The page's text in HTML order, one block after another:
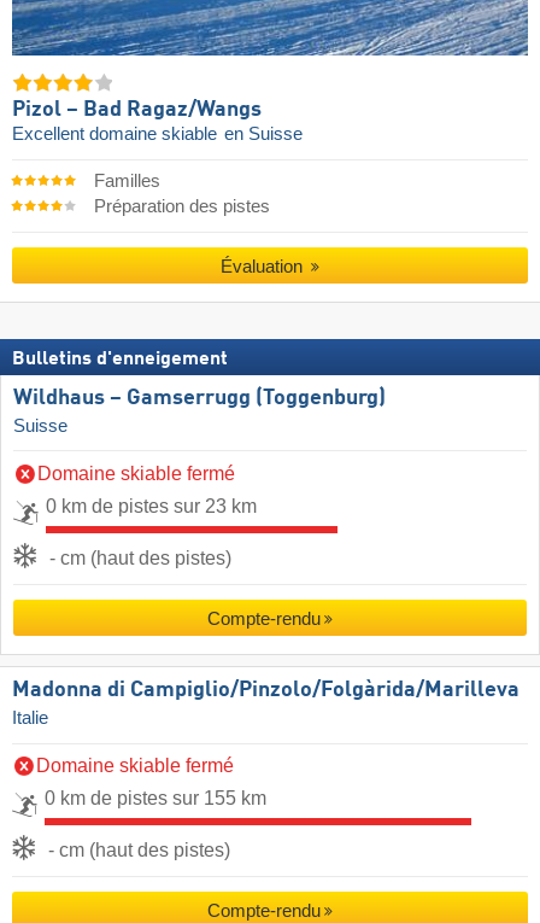
Pizol – Bad Ragaz/​Wangs
Excellent domaine skiable en Suisse
Familles
Préparation des pistes
Évaluation
Bulletins d'enneigement
Wildhaus – Gamserrugg (Toggenburg)
Suisse
Domaine skiable fermé
0 km de pistes sur 23 km
- cm (haut des pistes)
Compte-rendu
Madonna di Campiglio/​Pinzolo/​Folgàrida/​Marilleva
Italie
Domaine skiable fermé
0 km de pistes sur 155 km
- cm (haut des pistes)
Compte-rendu